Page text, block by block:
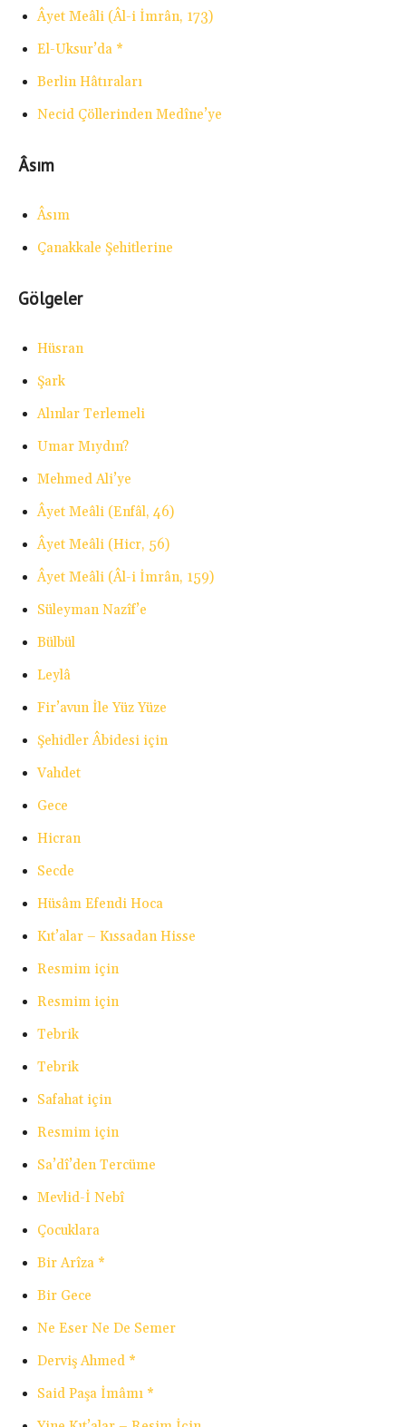
Âyet Meâli (Âl-i İmrân, 173)
El-Uksur’da *
Berlin Hâtıraları
Necid Çöllerinden Medîne’ye
Âsım
Âsım
Çanakkale Şehitlerine
Gölgeler
Hüsran
Şark
Alınlar Terlemeli
Umar Mıydın?
Mehmed Ali’ye
Âyet Meâli (Enfâl, 46)
Âyet Meâli (Hicr, 56)
Âyet Meâli (Âl-i İmrân, 159)
Süleyman Nazîf’e
Bülbül
Leylâ
Fir’avun İle Yüz Yüze
Şehidler Âbidesi için
Vahdet
Gece
Hicran
Secde
Hüsâm Efendi Hoca
Kıt’alar – Kıssadan Hisse
Resmim için
Resmim için
Tebrik
Tebrik
Safahat için
Resmim için
Sa’dî’den Tercüme
Mevlid-İ Nebî
Çocuklara
Bir Arîza *
Bir Gece
Ne Eser Ne De Semer
Derviş Ahmed *
Said Paşa İmâmı *